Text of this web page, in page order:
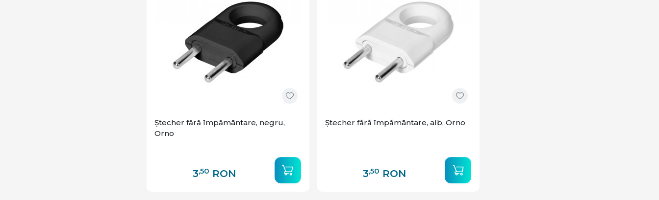
Ștecher fără împământare, negru,
Orno
3,50 RON
Ștecher fără împământare, alb, Orno
3,50 RON